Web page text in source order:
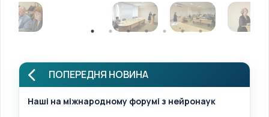
ПОПЕРЕДНЯ НОВИНА
Наші на міжнародному форумі з нейронаук